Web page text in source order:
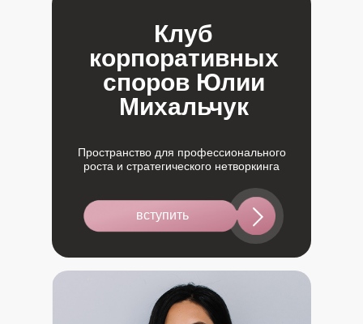
Клуб
корпоративных
споров Юлии
Михальчук
Пространство для профессионального
роста и стратегического нетворкинга
вступить